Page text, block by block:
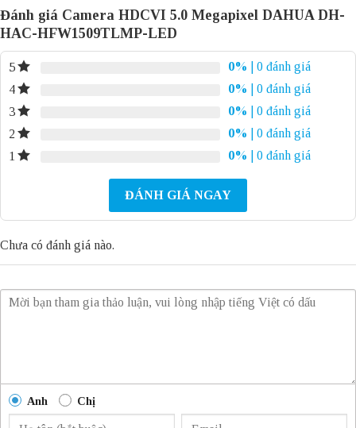
Đánh giá Camera HDCVI 5.0 Megapixel DAHUA DH-
HAC-HFW1509TLMP-LED
5 0%
| 0 đánh giá
4
0%
| 0 đánh giá
3
0%
| 0 đánh giá
2
0%
| 0 đánh giá
1
0% | 0 đánh giá
ĐÁNH GIÁ NGAY
Chưa có đánh giá nào.
Anh Chị